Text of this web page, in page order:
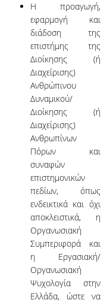
Η προαγωγή,
εφαρμογή και
διάδοση της
επιστήμης της
Διοίκησης (ή
Διαχείρισης)
Ανθρώπινου
Δυναμικού/
Διοίκησης (ή
Διαχείρισης)
Ανθρωπίνων
Πόρων και
συναφών
επιστημονικών
πεδίων, όπως
ενδεικτικά και όχι
αποκλειστικά, η
Οργανωσιακή
Συμπεριφορά και
η Εργασιακή/
Οργανωσιακή
Ψυχολογία στην
Ελλάδα, ώστε να